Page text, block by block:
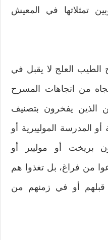
تمثلاتها في المعيش
العلج لا يقبل في
من اتجاهات المسرح
الذين يفخرون بتصنيف
أو المدرسة المولييرية أو
بريخت أو موليير أو
من فراغ، بل تغذوا هم
قبلهم أو في زمنهم من